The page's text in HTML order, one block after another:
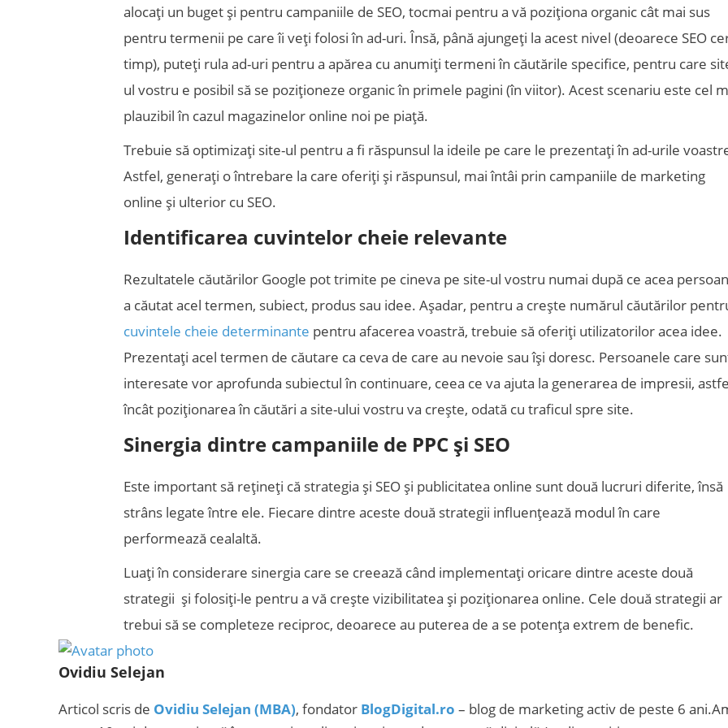
alocați un buget și pentru campaniile de SEO, tocmai pentru a vă poziționa organic cât mai sus
pentru termenii pe care îi veți folosi în ad-uri. Însă, până ajungeți la acest nivel (deoarece SEO
timp), puteți rula ad-uri pentru a apărea cu anumiți termeni în căutările specifice, pentru care
ul vostru e posibil să se poziționeze organic în primele pagini (în viitor). Acest scenariu este cel
plauzibil în cazul magazinelor online noi pe piață.
Trebuie să optimizați site-ul pentru a fi răspunsul la ideile pe care le prezentați în ad-urile
Astfel, generați o întrebare la care oferiți și răspunsul, mai întâi prin campaniile de marketing
online și ulterior cu SEO.
Identificarea cuvintelor cheie relevante
Rezultatele căutărilor Google pot trimite pe cineva pe site-ul vostru numai după ce acea
a căutat acel termen, subiect, produs sau idee. Așadar, pentru a crește numărul căutărilor
cuvintele cheie determinante pentru afacerea voastră, trebuie să oferiți utilizatorilor acea idee.
Prezentați acel termen de căutare ca ceva de care au nevoie sau își doresc. Persoanele care
interesate vor aprofunda subiectul în continuare, ceea ce va ajuta la generarea de impresii,
încât poziționarea în căutări a site-ului vostru va crește, odată cu traficul spre site.
Sinergia dintre campaniile de PPC și SEO
Este important să rețineți că strategia și SEO și publicitatea online sunt două lucruri diferite, însă
strâns legate între ele. Fiecare dintre aceste două strategii influențează modul în care
performează cealaltă.
Luați în considerare sinergia care se creează când implementați oricare dintre aceste două
strategii și folosiți-le pentru a vă crește vizibilitatea și poziționarea online. Cele două strategii ar
trebui să se completeze reciproc, deoarece au puterea de a se potența extrem de benefic.
Ovidiu Selejan
Articol scris de Ovidiu Selejan (MBA), fondator BlogDigital.ro – blog de marketing activ de peste 6